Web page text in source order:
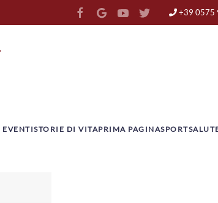
+39 0575
EVENTISTORIE DI VITAPRIMA PAGINASPORT